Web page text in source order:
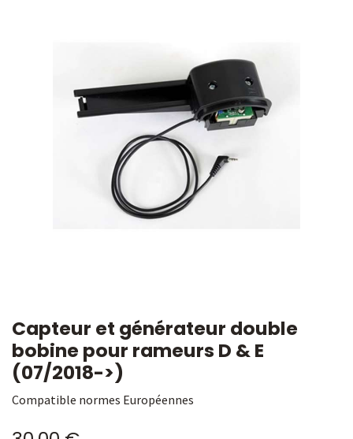
Capteur et générateur double
bobine pour rameurs D & E
(07/2018->)
Compatible normes Européennes